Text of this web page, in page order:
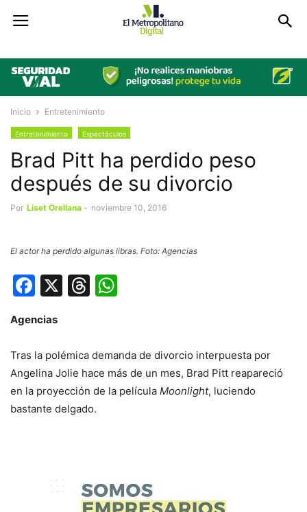
Inicio Entretenimiento
Entretenimiento Espectáculos
Brad Pitt ha perdido peso
después de su divorcio
Por Liset Orellana - noviembre 10, 2016
El actor ha perdido algunas libras. Foto: Agencias
Facebook
X Threads
Agencias
Tras la polémica demanda de divorcio interpuesta por
Angelina Jolie hace más de un mes, Brad Pitt reapareció
en la proyección de la película Moonlight, luciendo
bastante delgado.